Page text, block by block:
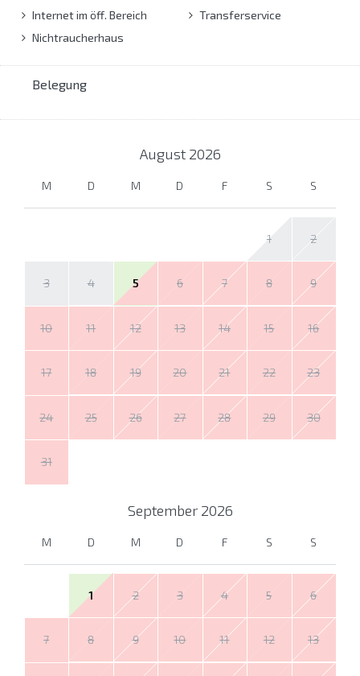
Internet im öff. Bereich
Nichtraucherhaus
Transferservice
Belegung
August 2026
M D M D F S S
1 2
3 4 5 6 7 8 9
10 11 12 13 14 15 16
17 18 19 20 21 22 23
24 25 26 27 28 29 30
31
September 2026
M D M D F S S
1 2 3 4 5 6
7 8 9 10 11 12 13